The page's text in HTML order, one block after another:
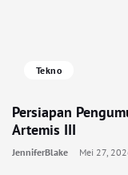
Tekno
Persiapan
Artemis III
JenniferBlake Mei 27,